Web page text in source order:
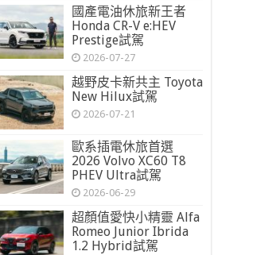
國產電油休旅新王者
Honda CR-V e:HEV
Prestige試駕
2026-07-27
越野皮卡新共主 Toyota
New Hilux試駕
2026-07-21
歐系插電休旅首選
2026 Volvo XC60 T8
PHEV Ultra試駕
2026-06-29
超顏值愛快小精靈 Alfa
Romeo Junior Ibrida
1.2 Hybrid試駕